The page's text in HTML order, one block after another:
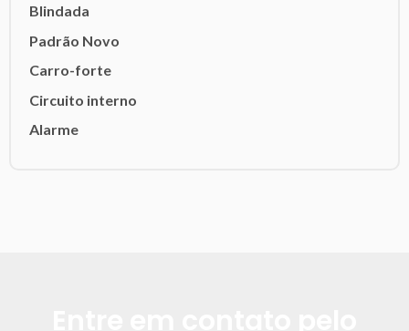
Blindada
Padrão Novo
Carro-forte
Circuito interno
Alarme